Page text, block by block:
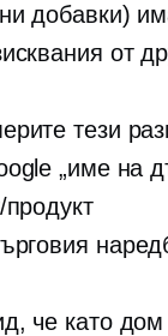
добавки)
от
тези
„име на
че като